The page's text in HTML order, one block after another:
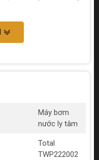
Máy bơm
nước ly tâm
Total
TWP222002